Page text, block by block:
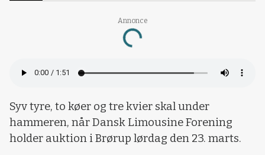
Annonce
Loading...
Syv tyre, to køer og tre kvier skal under
hammeren, når Dansk Limousine Forening
holder auktion i Brørup lørdag den 23. marts.